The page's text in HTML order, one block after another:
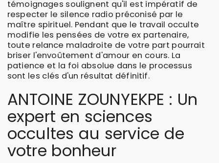
témoignages soulignent qu'il est impératif de
respecter le silence radio préconisé par le
maître spirituel. Pendant que le travail occulte
modifie les pensées de votre ex partenaire,
toute relance maladroite de votre part pourrait
briser l'envoûtement d'amour en cours. La
patience et la foi absolue dans le processus
sont les clés d'un résultat définitif.
ANTOINE ZOUNYEKPE : Un
expert en sciences
occultes au service de
votre bonheur